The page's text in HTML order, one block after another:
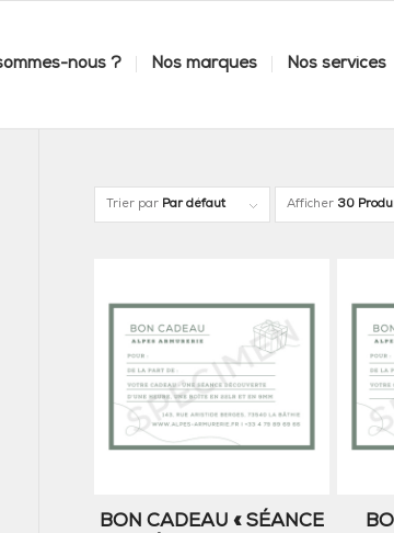
nous ? Nos marques Nos services
Trier par Par défaut Afficher 30
BON CADEAU « SÉANCE